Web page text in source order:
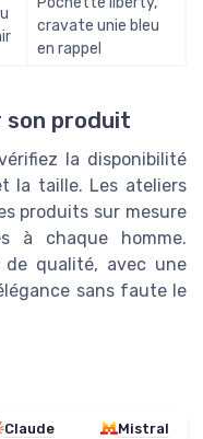
cravate unie bleu
en rappel
son produit
la disponibilité
la taille. Les ateliers
produits sur mesure
à chaque homme.
de qualité, avec une
sans faute le
Claude Mistral